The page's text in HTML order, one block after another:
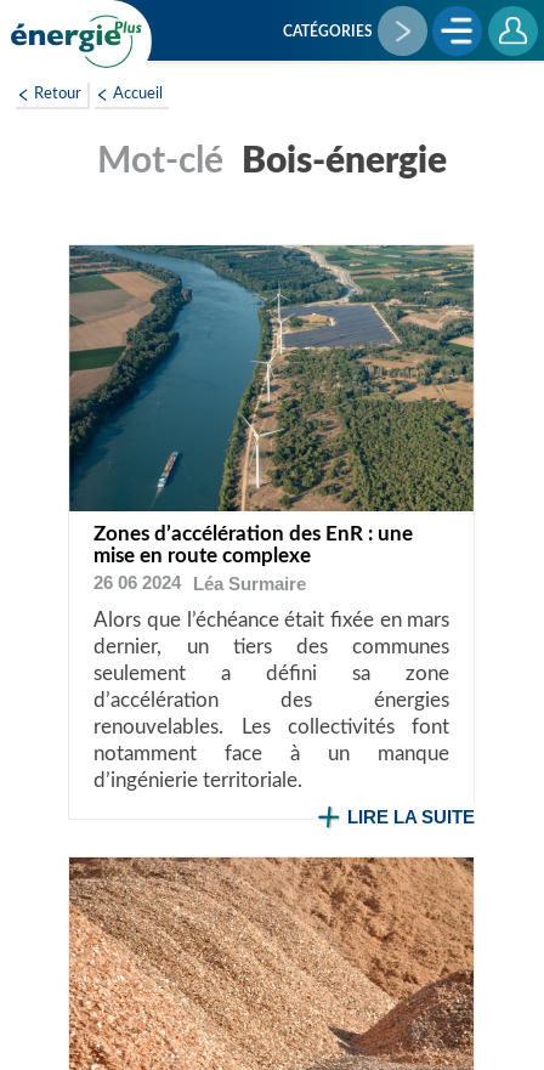
au
CATÉGORIES
Retour Accueil
Bois-énergie
Zones d’accélération des EnR : une
mise en route complexe
26 06 2024
LéaSurmaire
Alors que l’échéance était fixée en mars
dernier, un tiers des communes
seulement a défini sa zone
d’accélération des énergies
renouvelables. Les collectivités font
notamment face à un manque
d’ingénierie territoriale.
LIRE LA SUITE